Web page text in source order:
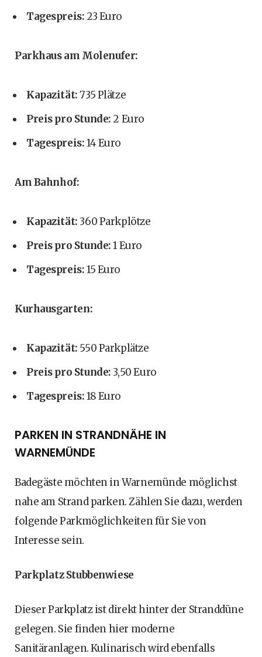
Tagespreis: 23 Euro
Parkhaus am Molenufer:
Kapazität:735 Plätze
Preis pro Stunde: 2 Euro
Tagespreis:14 Euro
Am Bahnhof:
Kapazität: 360 Parkplötze
Preis pro Stunde:1 Euro
Tagespreis:15 Euro
Kurhausgarten:
Kapazität: 550 Parkplätze
Preis pro Stunde: 3,50 Euro
Tagespreis:18 Euro
PARKEN IN STRANDNÄHE IN
WARNEMÜNDE
Badegäste möchten in Warnemünde möglichst
nahe am Strand parken. Zählen Sie dazu, werden
folgende Parkmöglichkeiten für Sie von
Interesse sein.
Parkplatz Stubbenwiese
Dieser Parkplatz ist direkt hinter der Stranddüne
gelegen. Sie finden hier moderne
Sanitäranlagen. Kulinarisch wird ebenfalls